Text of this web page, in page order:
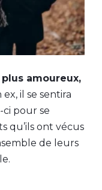
plus amoureux,
ex, il se sentira
ci pour se
qu’ils ont vécus
de leurs